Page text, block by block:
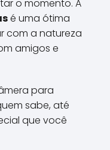
o momento. A
é uma ótima
com a natureza
amigos e
para
sabe, até
que você